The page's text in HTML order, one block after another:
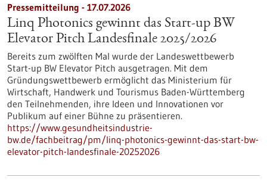
Pressemitteilung - 17.07.2026
Linq Photonics gewinnt das Start-up BW
Elevator Pitch Landesfinale 2025/2026
Bereits zum zwölften Mal wurde der Landeswettbewerb
Start-up BW Elevator Pitch ausgetragen. Mit dem
Gründungswettbewerb ermöglicht das Ministerium für
Wirtschaft, Handwerk und Tourismus Baden-Württemberg
den Teilnehmenden, ihre Ideen und Innovationen vor
Publikum auf einer Bühne zu präsentieren.
https://www.gesundheitsindustrie-
bw.de/fachbeitrag/pm/linq-photonics-gewinnt-das-start-bw-
elevator-pitch-landesfinale-20252026